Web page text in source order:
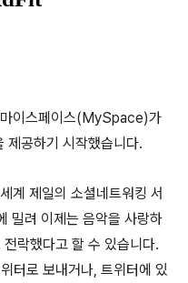
이스페이스(MySpace)가
제공하기 시작했습니다.
계 제일의 소셜네트워킹 서
밀려 이제는 음악을 사랑하
락했다고 할 수 있습니다.
터로 보내거나, 트위터에 있